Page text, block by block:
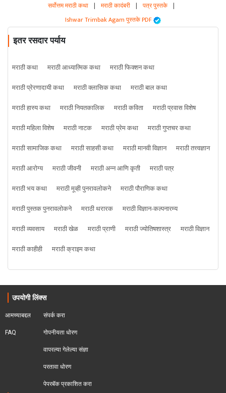
सर्वोत्तम मराठी कथा | मराठी कादंबरी | पत्र पुस्तके |
Ishwar Trimbak Agam पुस्तके PDF
इतर रसदार पर्याय
मराठी कथा मराठी आध्यात्मिक कथा
मराठी फिक्शन कथा
मराठी प्रेरणादायी कथा
मराठी क्लासिक कथा
मराठी बाल कथा
मराठी हास्य कथा
मराठी नियतकालिक मराठी कविता
मराठी प्रवास विशेष
मराठी महिला विशेष
मराठी नाटक मराठी प्रेम कथा
मराठी गुप्तचर कथा
मराठी सामाजिक कथा
मराठी साहसी कथा मराठी मानवी विज्ञान
मराठी तत्त्वज्ञान
मराठी आरोग्य
मराठी जीवनी मराठी अन्न आणि कृती
मराठी पत्र
मराठी भय कथा
मराठी मूव्ही पुनरावलोकने
मराठी पौराणिक कथा
मराठी पुस्तक पुनरावलोकने
मराठी थरारक
मराठी विज्ञान-कल्पनारम्य
मराठी व्यवसाय
मराठी खेळ मराठी प्राणी मराठी ज्योतिषशास्त्र
मराठी विज्ञान
मराठी काहीही
मराठी क्राइम कथा
उपयोगी लिंक्स
आमच्याबद्दल
FAQ
संपर्क करा
गोपनीयता धोरण
वापरल्या गेलेल्या संज्ञा
परतावा धोरण
पेपरबॅक प्रकाशित करा